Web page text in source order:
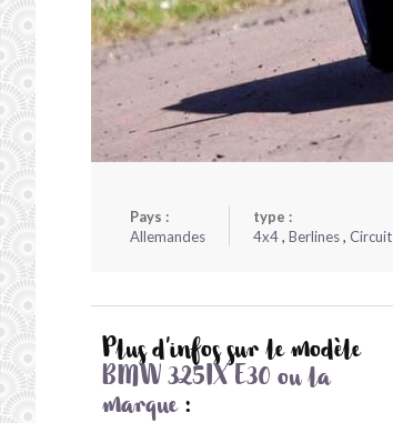
Pays :
Allemandes
type :
4x4, Berlines, Circuit
Plus d'infos sur le modèle
BMW 325IX E30 ou la
marque: